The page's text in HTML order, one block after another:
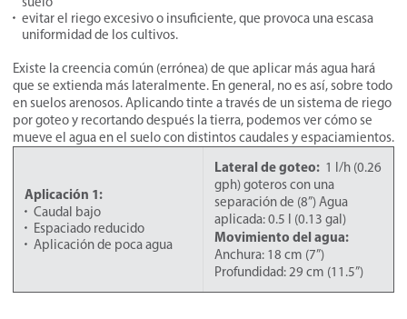
evitar el riego excesivo o insuficiente, que provoca una escasa
uniformidad de los cultivos.
Existe la creencia común (errónea) de que aplicar más agua hará
que se extienda más lateralmente. En general, no es así, sobre todo
en suelos arenosos. Aplicando tinte a través de un sistema de riego
por goteo y recortando después la tierra, podemos ver cómo se
mueve el agua en el suelo con distintos caudales y espaciamientos.
Aplicación 1:
Caudal bajo
Espaciado reducido
Aplicación de poca agua
Lateral de goteo: 1 l/h (0.26
gph) goteros con una
separación de (8”) Agua
aplicada: 0.5 l (0.13 gal)
Movimiento del agua:
Anchura: 18 cm (7”)
Profundidad: 29 cm (11.5”)